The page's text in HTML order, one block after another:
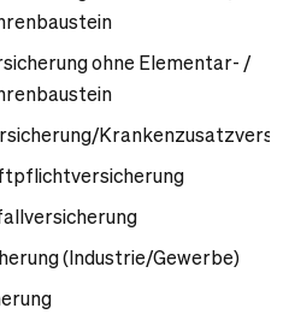
ohne Elementar- /
(Industrie/Gewerbe)